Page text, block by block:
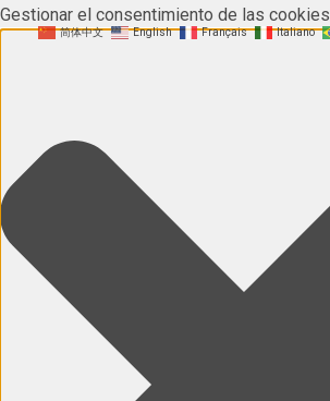
Gestionar el consentimiento de las cookies
简体中文 English Français Italiano